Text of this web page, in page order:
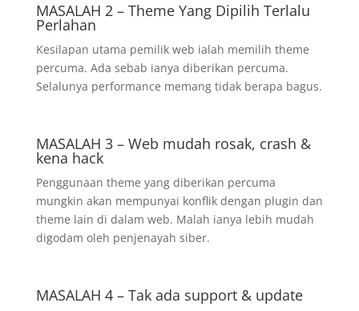
MASALAH 2 – Theme Yang Dipilih Terlalu
Perlahan
Kesilapan utama pemilik web ialah memilih theme
percuma. Ada sebab ianya diberikan percuma.
Selalunya performance memang tidak berapa bagus.
MASALAH 3 – Web mudah rosak, crash &
kena hack
Penggunaan theme yang diberikan percuma
mungkin akan mempunyai konflik dengan plugin dan
theme lain di dalam web. Malah ianya lebih mudah
digodam oleh penjenayah siber.
MASALAH 4 – Tak ada support & update